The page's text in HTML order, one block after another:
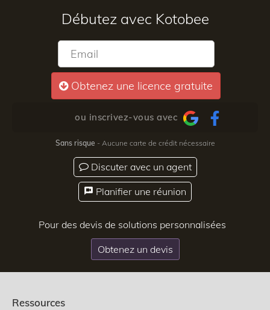
Débutez avec Kotobee
Obtenez une licence gratuite
ou inscrivez-vous avec
Sans risque - Aucune carte de crédit nécessaire
Discuter avec un agent
Planifier une réunion
Pour des devis de solutions personnalisées
Obtenez un devis
Ressources